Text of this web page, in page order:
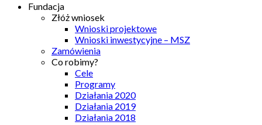
Fundacja
Złóż wniosek
Wnioski projektowe
Wnioski inwestycyjne – MSZ
Zamówienia
Co robimy?
Cele
Programy
Działania 2020
Działania 2019
Działania 2018